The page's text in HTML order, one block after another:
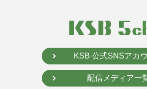
KSB 公式SNSアカ
配信メディア一